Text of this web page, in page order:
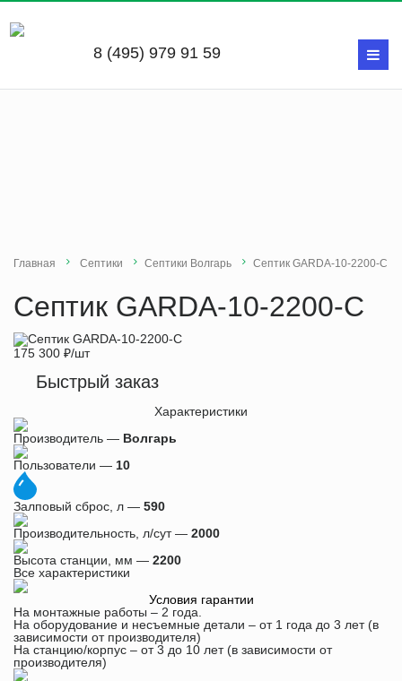
8 (495) 979 91 59
Главная Септики Септики Волгарь Септик GARDA-10-2200-С
Септик GARDA-10-2200-С
175 300 ₽/шт
Быстрый заказ
Характеристики
Производитель — Волгарь
Пользователи — 10
Залповый сброс, л — 590
Производительность, л/сут — 2000
Высота станции, мм — 2200
Все характеристики
Условия гарантии
На монтажные работы – 2 года.
На оборудование и несъемные детали – от 1 года до 3 лет (в
зависимости от производителя)
На станцию/корпус – от 3 до 10 лет (в зависимости от
производителя)